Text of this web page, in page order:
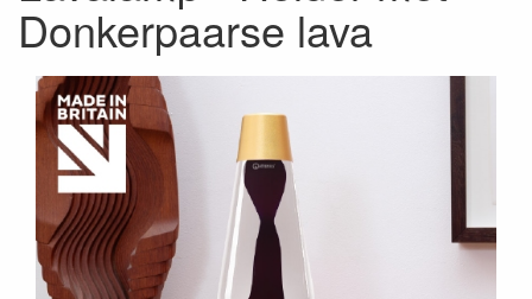
Donkerpaarse lava